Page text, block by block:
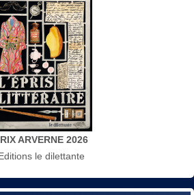
ARVERNE 2026
le dilettante